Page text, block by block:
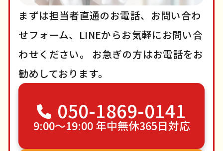
まずは担当者直通のお電話、お問い合わ
せフォーム、LINEからお気軽にお問い合
わせください。
お急ぎの方はお電話をお
勧めしております。
050-1869-0141
9:00〜19:00 年中無休365日対応